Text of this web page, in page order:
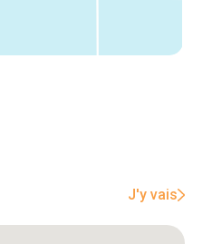
J'y vais